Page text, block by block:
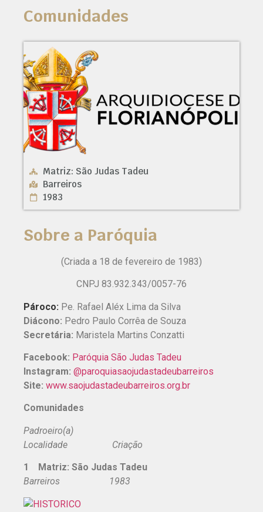
Comunidades
Matriz: São Judas Tadeu
Barreiros
1983
Sobre a Paróquia
(Criada a 18 de fevereiro de 1983)
CNPJ 83.932.343/0057-76
Pároco: Pe. Rafael Aléx Lima da Silva
Diácono: Pedro Paulo Corrêa de Souza
Secretária: Maristela Martins Conzatti
Facebook: Paróquia São Judas Tadeu
Instagram: @paroquiasaojudastadeubarreiros
Site: www.saojudastadeubarreiros.org.br
Comunidades
Padroeiro(a)
Localidade Criação
1 Matriz: São Judas Tadeu
Barreiros 1983